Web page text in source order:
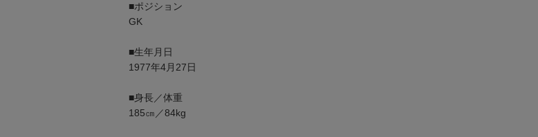
■ポジション
GK
■生年月日
1977年4月27日
■身長／体重
185㎝／84kg